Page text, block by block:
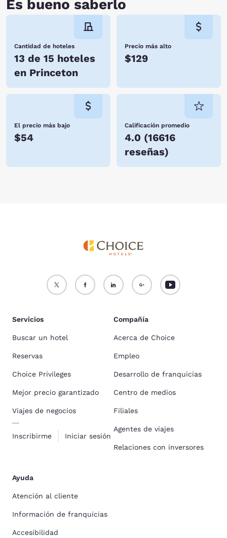
Es bueno saberlo
Cantidad de hoteles
13 de 15 hoteles
en Princeton
Precio más alto
$129
El precio más bajo
$54
Calificación promedio
4.0 (16616
reseñas)
Servicios
Buscar un hotel
Reservas
Choice Privileges
Mejor precio garantizado
Viajes de negocios
Inscribirme Iniciar sesión
Compañía
Acerca de Choice
Empleo
Desarrollo de franquicias
Centro de medios
Filiales
Agentes de viajes
Relaciones con inversores
Ayuda
Atención al cliente
Información de franquicias
Accesibilidad